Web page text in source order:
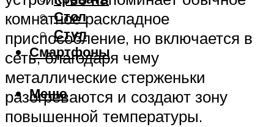
Стол
Стул
Смартфоны
Меню
комнатное раскладное
приспособление, но включается в
сеть, благодаря чему
металлические стерженьки
разогреваются и создают зону
повышенной температуры.